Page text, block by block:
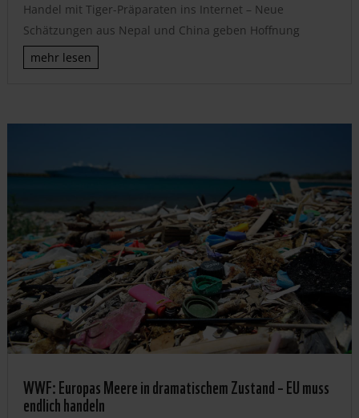
Handel mit Tiger-Präparaten ins Internet – Neue
Schätzungen aus Nepal und China geben Hoffnung
mehr lesen
WWF: Europas Meere in dramatischem Zustand – EU muss
endlich handeln